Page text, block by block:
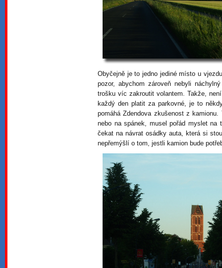
Obyčejně je to jedno jediné místo u
pozor, abychom zároveň nebyli
trošku víc zakroutit volantem. Takže,
každý den platit za parkovné, je to
pomáhá Zdendova zkušenost z
nebo na spánek, musel pořád myslet
čekat na návrat osádky auta, která si
nepřemýšlí o tom, jestli kamion bude